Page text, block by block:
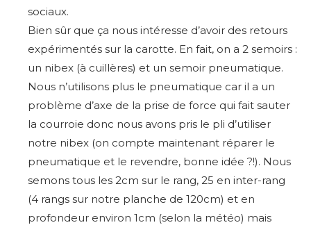
sociaux.
Bien sûr que ça nous intéresse d’avoir des retours
expérimentés sur la carotte. En fait, on a 2 semoirs :
un nibex (à cuillères) et un semoir pneumatique.
Nous n’utilisons plus le pneumatique car il a un
problème d’axe de la prise de force qui fait sauter
la courroie donc nous avons pris le pli d’utiliser
notre nibex (on compte maintenant réparer le
pneumatique et le revendre, bonne idée ?!). Nous
semons tous les 2cm sur le rang, 25 en inter-rang
(4 rangs sur notre planche de 120cm) et en
profondeur environ 1cm (selon la météo) mais